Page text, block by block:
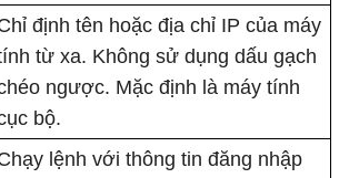
định tên hoặc địa chỉ IP của máy
từ xa. Không sử dụng dấu gạch
ngược. Mặc định là máy tính
bộ.
lệnh với thông tin đăng nhập